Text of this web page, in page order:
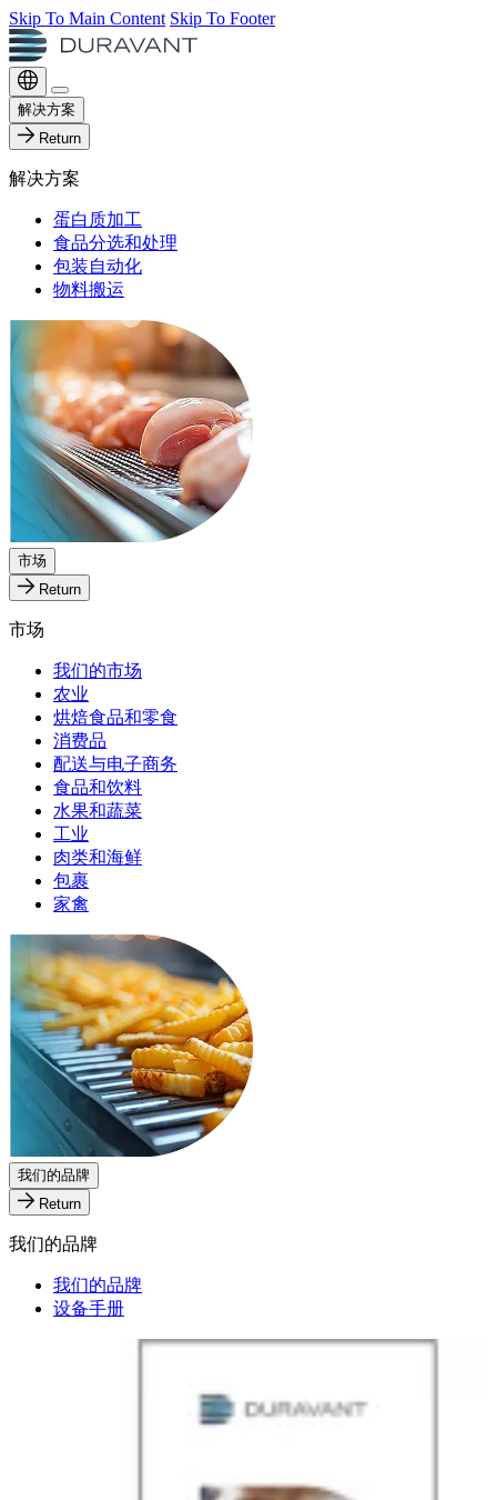
Skip To Main Content Skip To Footer
解决方案
Return
解决方案
蛋白质加工
食品分选和处理
包装自动化
物料搬运
市场
Return
市场
我们的市场
农业
烘焙食品和零食
消费品
配送与电子商务
食品和饮料
水果和蔬菜
工业
肉类和海鲜
包裹
家禽
我们的品牌
Return
我们的品牌
我们的品牌
设备手册